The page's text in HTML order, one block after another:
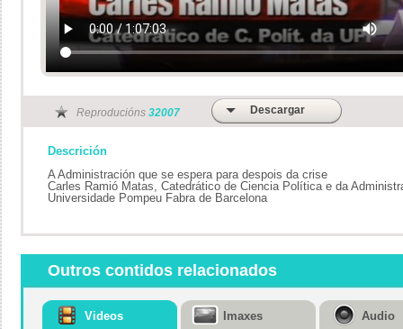
Reproducións 32007 Descargar
Descrición
A Administración que se espera para despois da crise
Carles Ramió Matas, Catedrático de Ciencia Política e da
Universidade Pompeu Fabra de Barcelona
Outros contidos relacionados
Videos Imaxes Audio